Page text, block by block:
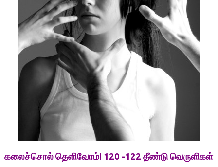
கலைச்சொல் தெளிவோம்! 120 -122 தீண்டு வெருளிகள்